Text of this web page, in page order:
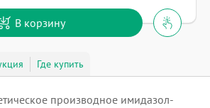
В корзину
Где купить
производное имидазол-